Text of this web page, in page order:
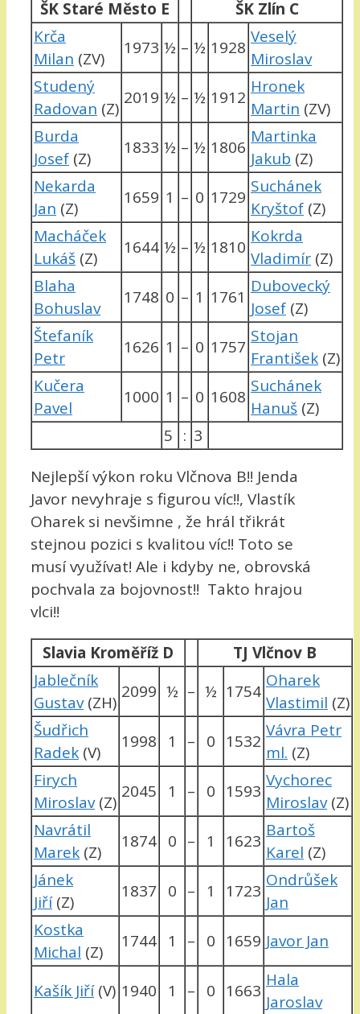
ŠK Staré Město E
ŠK Zlín C
Krča
Milan (ZV)
1973 ½ – ½ 1928
Veselý
Miroslav
Studený
Radovan (Z)
2019 ½ – ½ 1912
Hronek
Martin (ZV)
Burda
Josef (Z)
1833 ½ – ½ 1806
Martinka
Jakub (Z)
Nekarda
Jan (Z)
1659 1 – 0 1729
Suchánek
Kryštof (Z)
Macháček
Lukáš (Z)
1644 ½ – ½ 1810
Kokrda
Vladimír (Z)
Blaha
Bohuslav
1748 0 – 1 1761
Dubovecký
Josef (Z)
Štefaník
Petr
1626 1 – 0 1757
Stojan
František (Z)
Kučera
Pavel
1000 1 – 0 1608
Suchánek
Hanuš (Z)
5 : 3
Nejlepší výkon roku Vlčnova B!! Jenda
Javor nevyhraje s figurou víc!!, Vlastík
Oharek si nevšimne , že hrál třikrát
stejnou pozici s kvalitou víc!! Toto se
musí využívat! Ale i kdyby ne, obrovská
pochvala za bojovnost!! Takto hrajou
vlci!!
Slavia Kroměříž D
TJ Vlčnov B
Jablečník
Gustav(ZH)
2099 ½ – ½ 1754
Oharek
Vlastimil (Z)
Šudřich
Radek (V)
1998 1 – 0 1532
Vávra Petr
ml. (Z)
Firych
Miroslav(Z)
2045 1 – 0 1593
Vychorec
Miroslav(Z)
Navrátil
Marek (Z)
1874 0 – 1 1623
Bartoš
Karel (Z)
Jánek
Jiří(Z)
1837 0 – 1 1723
Ondrůšek
Jan
Kostka
Michal (Z)
1744 1 – 0 1659 Javor Jan
Kašík Jiří(V) 1940 1 – 0 1663
Hala
Jaroslav